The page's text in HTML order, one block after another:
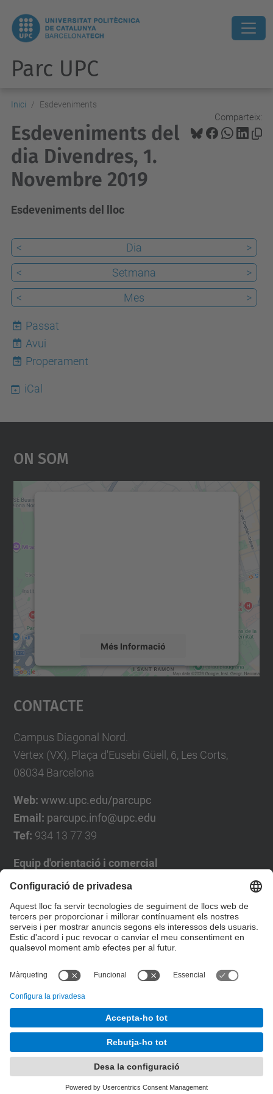
Parc UPC
Inici Esdeveniments
Comparteix:
Esdeveniments del
dia Divendres, 1.
Novembre 2019
Esdeveniments del lloc
< Dia
>
<
Setmana
>
<
Mes >
Passat
8
Avui
Properament
iCal
On Som
Més Informació
Accepta
powered by
Contacte
Campus Diagonal Nord.
Vèrtex (VX), Plaça d'Eusebi Güell, 6, Les Corts,
08034 Barcelona
Web: www.upc.edu/parcupc
Email: parcupc.info@upc.edu
Tef: 934 13 77 39
Equip d'orientació i comercial
José Luís Grande
Tel. 93 4137194
jose.luis.grande@upc.edu
Formulari de contacte
Desenvolupat amb